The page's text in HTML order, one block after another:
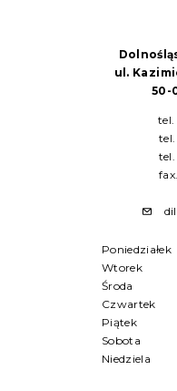
ul.
50-
tel.
tel.
Poniedziałek
Wtorek
Środa
Czwartek
Piątek
Sobota
Niedziela